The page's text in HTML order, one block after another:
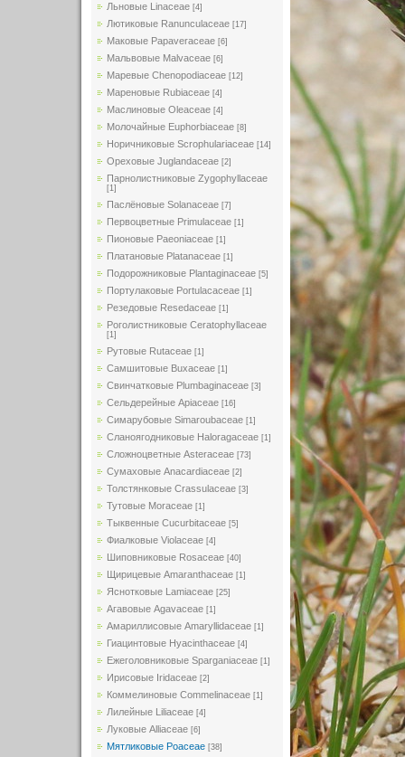
Льновые Linaceae [4]
Лютиковые Ranunculaceae [17]
Маковые Papaveraceae [6]
Мальвовые Malvaceae [6]
Маревые Chenopodiaceae [12]
Мареновые Rubiaceae [4]
Маслиновые Oleaceae [4]
Молочайные Euphorbiaceae [8]
Норичниковые Scrophulariaceae [14]
Ореховые Juglandaceae [2]
Парнолистниковые Zygophyllaceae
[1]
Паслёновые Solanaceae [7]
Первоцветные Primulaceae [1]
Пионовые Paeoniaceae [1]
Платановые Platanaceae [1]
Подорожниковые Plantaginaceae [5]
Портулаковые Portulacaceae [1]
Резедовые Resedaceae [1]
Роголистниковые Ceratophyllaceae
[1]
Рутовые Rutaceae [1]
Самшитовые Buxaceae [1]
Свинчатковые Plumbaginaceae [3]
Сельдерейные Apiaceae [16]
Симарубовые Simaroubaceae [1]
Сланоягодниковые Haloragaceae [1]
Сложноцветные Asteraceae [73]
Сумаховые Anacardiaceae [2]
Толстянковые Crassulaceae [3]
Тутовые Moraceae [1]
Тыквенные Cucurbitaceae [5]
Фиалковые Violaceae [4]
Шиповниковые Rosaceae [40]
Щирицевые Amaranthaceae [1]
Яснотковые Lamiaceae [25]
Агавовые Agavaceae [1]
Амариллисовые Amaryllidaceae [1]
Гиацинтовые Hyacinthaceae [4]
Ежеголовниковые Sparganiaceae [1]
Ирисовые Iridaceae [2]
Коммелиновые Commelinaceae [1]
Лилейные Liliaceae [4]
Луковые Alliaceae [6]
Мятликовые Poaceae [38]